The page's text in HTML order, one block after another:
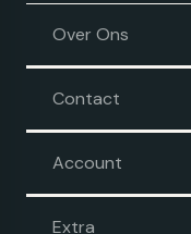
Over Ons
Contact
Account
Extra